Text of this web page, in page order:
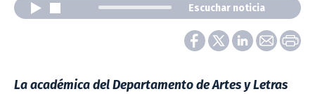
Escuchar noticia
La académica del Departamento de Artes y Letras